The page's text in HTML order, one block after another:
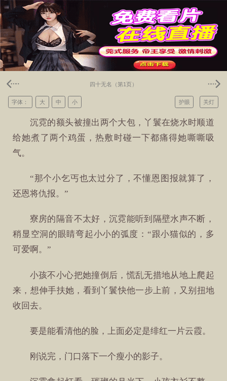
四十无名（第1页）
关灯
护眼
字体： 大 中 小
沉霓的额头被撞出两个大包，丫鬟在烧水时顺道
给她煮了两个鸡蛋，热敷时碰一下都痛得她嘶嘶吸
气。
“那个小乞丐也太过分了，不懂恩图报就算了，
还恩将仇报。”
寮房的隔音不太好，沉霓能听到隔壁水声不断，
稍显空洞的眼睛弯起小小的弧度：“跟小猫似的，多
可爱啊。”
小孩不小心把她撞倒后，慌乱无措地从地上爬起
来，想伸手扶她，看到丫鬟快他一步上前，又别扭地
收回去。
要是能看清他的脸，上面必定是绯红一片云霞。
刚说完，门口落下一个瘦小的影子。